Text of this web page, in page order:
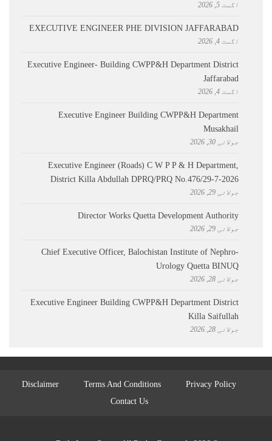
اگست 5, 2026
EXECUTIVE ENGINEER PHE DIVISION JAFFARABAD
اگست 4, 2026
Executive Engineer- Building CWPP&H Department District
Jaffarabad
اگست 4, 2026
Executive Engineer Building CWPP&H Department
Musakhail
جولائی 30, 2026
Executive Engineer (Roads) C W P P & H Department,
District Killa Abdullah ​DPRQ/PRQ No.476/29-7-2026
جولائی 29, 2026
Director Works Quetta Development Authority
جولائی 29, 2026
Chief Executive Officer, Balochistan Institute of Nephro-
Urology Quetta BINUQ
جولائی 28, 2026
Executive Engineer Building CWPP&H Department District
Killa Saifullah
جولائی 28, 2026
Privacy Policy
Terms And Conditions
Disclaimer
Contact Us